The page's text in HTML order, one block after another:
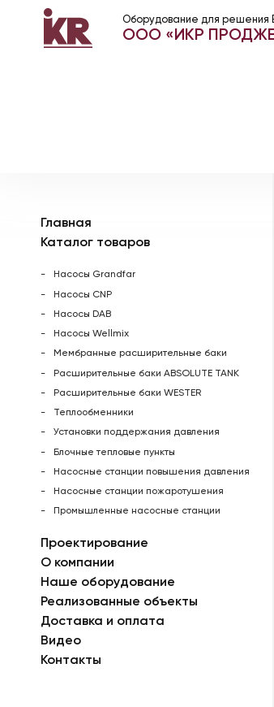
Оборудование для решения
ООО «ИКР
Главная
Каталог товаров
Насосы Grandfar
Насосы CNP
Насосы DAB
Насосы Wellmix
Мембранные расширительные баки
Расширительные баки ABSOLUTE TANK
Расширительные баки WESTER
Теплообменники
Установки поддержания давления
Блочные тепловые пункты
Насосные станции повышения давления
Насосные станции пожаротушения
Промышленные насосные станции
Проектирование
О компании
Наше оборудование
Реализованные объекты
Доставка и оплата
Видео
Контакты